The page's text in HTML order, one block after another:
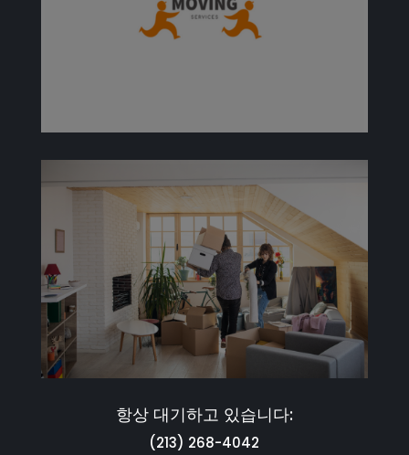
항상 대기하고 있습니다:
(213) 268-4042